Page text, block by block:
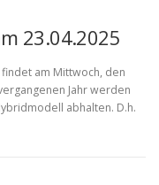
23.04.2025
am Mittwoch, den
Jahr werden
abhalten. D.h.